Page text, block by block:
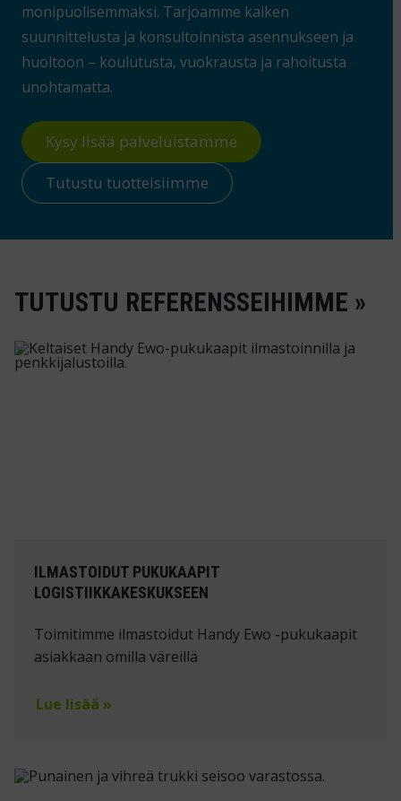
monipuolisemmaksi. Tarjoamme kaiken
suunnittelusta ja konsultoinnista asennukseen ja
huoltoon – koulutusta, vuokrausta ja rahoitusta
unohtamatta.
Kysy lisää palveluistamme
Tutustu tuotteisiimme
TUTUSTU REFERENSSEIHIMME »
ILMASTOIDUT PUKUKAAPIT
LOGISTIIKKAKESKUKSEEN
Toimitimme ilmastoidut Handy Ewo -pukukaapit
asiakkaan omilla väreillä
Lue lisää »